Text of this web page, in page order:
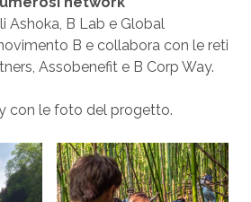
Ashoka, B Lab e Global
B e collabora con le reti
Assobenefit e B Corp Way.
con le foto del progetto.